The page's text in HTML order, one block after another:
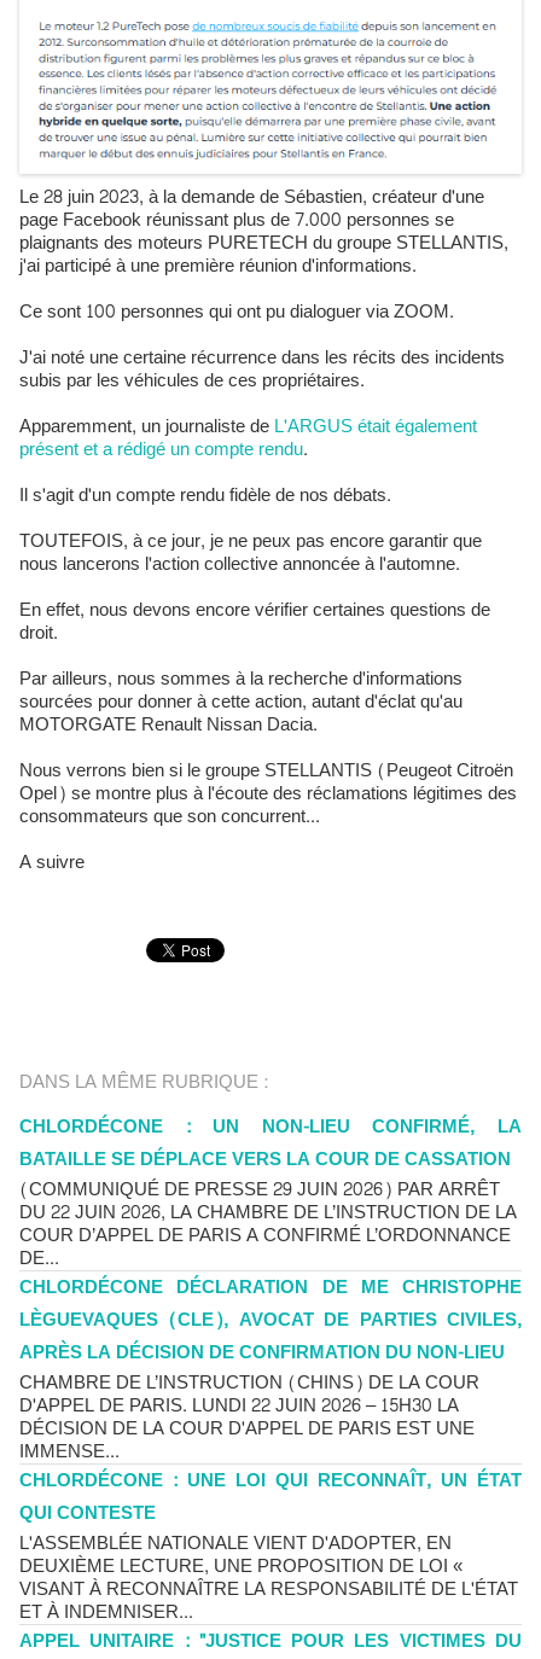
Le 28 juin 2023, à la demande de Sébastien, créateur d'une
page Facebook réunissant plus de 7.000 personnes se
plaignants des moteurs PURETECH du groupe STELLANTIS,
j'ai participé à une première réunion d'informations.
Ce sont 100 personnes qui ont pu dialoguer via ZOOM.
J'ai noté une certaine récurrence dans les récits des incidents
subis par les véhicules de ces propriétaires.
Apparemment, un journaliste deL'ARGUS était également
présent et a rédigé un compte rendu.
Il s'agit d'un compte rendu fidèle de nos débats.
TOUTEFOIS, à ce jour, je ne peux pas encore garantir que
nous lancerons l'action collective annoncée à l'automne.
En effet, nous devons encore vérifier certaines questions de
droit.
Par ailleurs, nous sommes à la recherche d'informations
sourcées pour donner à cette action, autant d'éclat qu'au
MOTORGATE Renault Nissan Dacia.
Nous verrons bien si le groupe STELLANTIS (Peugeot Citroën
Opel) se montre plus à l'écoute des réclamations légitimes des
consommateurs que son concurrent...
A suivre
DANS LA MÊME RUBRIQUE :
CHLORDÉCONE : UN NON-LIEU CONFIRMÉ, LA
BATAILLE SE DÉPLACE VERS LA COUR DE CASSATION
(COMMUNIQUÉ DE PRESSE 29 JUIN 2026) PAR ARRÊT
DU 22 JUIN 2026, LA CHAMBRE DE L’INSTRUCTION DE LA
COUR D’APPEL DE PARIS A CONFIRMÉ L’ORDONNANCE
DE...
CHLORDÉCONE DÉCLARATION DE ME CHRISTOPHE
LÈGUEVAQUES (CLE), AVOCAT DE PARTIES CIVILES,
APRÈS LA DÉCISION DE CONFIRMATION DU NON-LIEU
CHAMBRE DE L’INSTRUCTION (CHINS) DE LA COUR
D'APPEL DE PARIS. LUNDI 22 JUIN 2026 – 15H30 LA
DÉCISION DE LA COUR D'APPEL DE PARIS EST UNE
IMMENSE...
CHLORDÉCONE : UNE LOI QUI RECONNAÎT, UN ÉTAT
QUI CONTESTE
L'ASSEMBLÉE NATIONALE VIENT D'ADOPTER, EN
DEUXIÈME LECTURE, UNE PROPOSITION DE LOI «
VISANT À RECONNAÎTRE LA RESPONSABILITÉ DE L'ÉTAT
ET À INDEMNISER...
APPEL UNITAIRE : "JUSTICE POUR LES VICTIMES DU